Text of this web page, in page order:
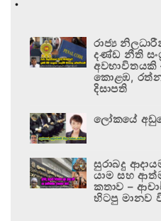
රාජ්‍ය
දණ්ඩ නීති
කොළඹ,
දිසාපති
ලෝකයේ
සුරාබදු
යාම සහ
කතාව –
හිටපු මානව